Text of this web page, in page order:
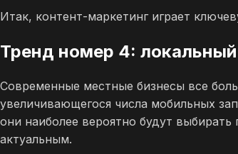
Итак, контент-маркетинг играет
Тренд номер 4: локальный
Современные местные бизнесы все
увеличивающегося числа мобильных
они наиболее вероятно будут выбирать
актуальным.